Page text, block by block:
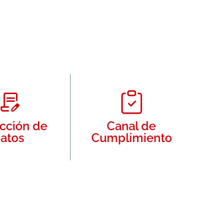
de
Canal de
Cumplimiento